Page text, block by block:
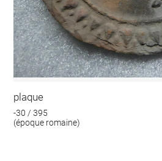
plaque
-30 / 395
(époque romaine)